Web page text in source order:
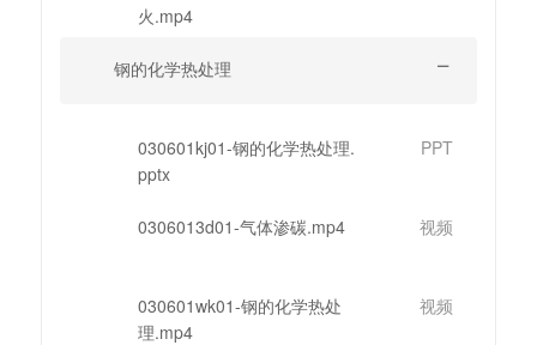
火.mp4
钢的化学热处理
030601kj01-钢的化学热处理.
pptx
PPT
0306013d01-气体渗碳.mp4 视频
030601wk01-钢的化学热处
理.mp4
视频